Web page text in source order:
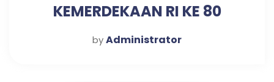
KEMERDEKAAN RI KE 80
TAHUN
byAdministrator